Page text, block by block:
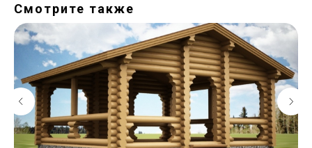
Смотрите также